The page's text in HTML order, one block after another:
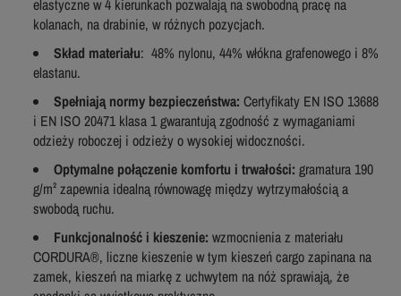
elastyczne w 4 kierunkach pozwalają na swobodną pracę na
kolanach, na drabinie, w różnych pozycjach.
Skład materiału: 48% nylonu, 44% włókna grafenowego i 8%
elastanu.
Spełniają normy bezpieczeństwa: Certyfikaty EN ISO 13688
i EN ISO 20471 klasa 1 gwarantują zgodność z wymaganiami
odzieży roboczej i odzieży o wysokiej widoczności.
Optymalne połączenie komfortu i trwałości: gramatura 190
g/m² zapewnia idealną równowagę między wytrzymałością a
swobodą ruchu.
Funkcjonalność i kieszenie: wzmocnienia z materiału
CORDURA®, liczne kieszenie w tym kieszeń cargo zapinana na
zamek, kieszeń na miarkę z uchwytem na nóż sprawiają, że